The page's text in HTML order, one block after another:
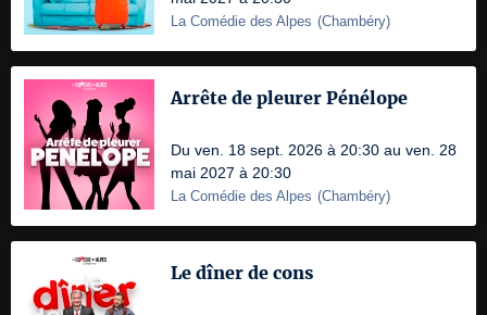
La Comédie des Alpes (Chambéry)
Arrête de pleurer Pénélope
Du ven. 18 sept. 2026 à 20:30 au ven. 28
mai 2027 à 20:30
La Comédie des Alpes (Chambéry)
Le dîner de cons